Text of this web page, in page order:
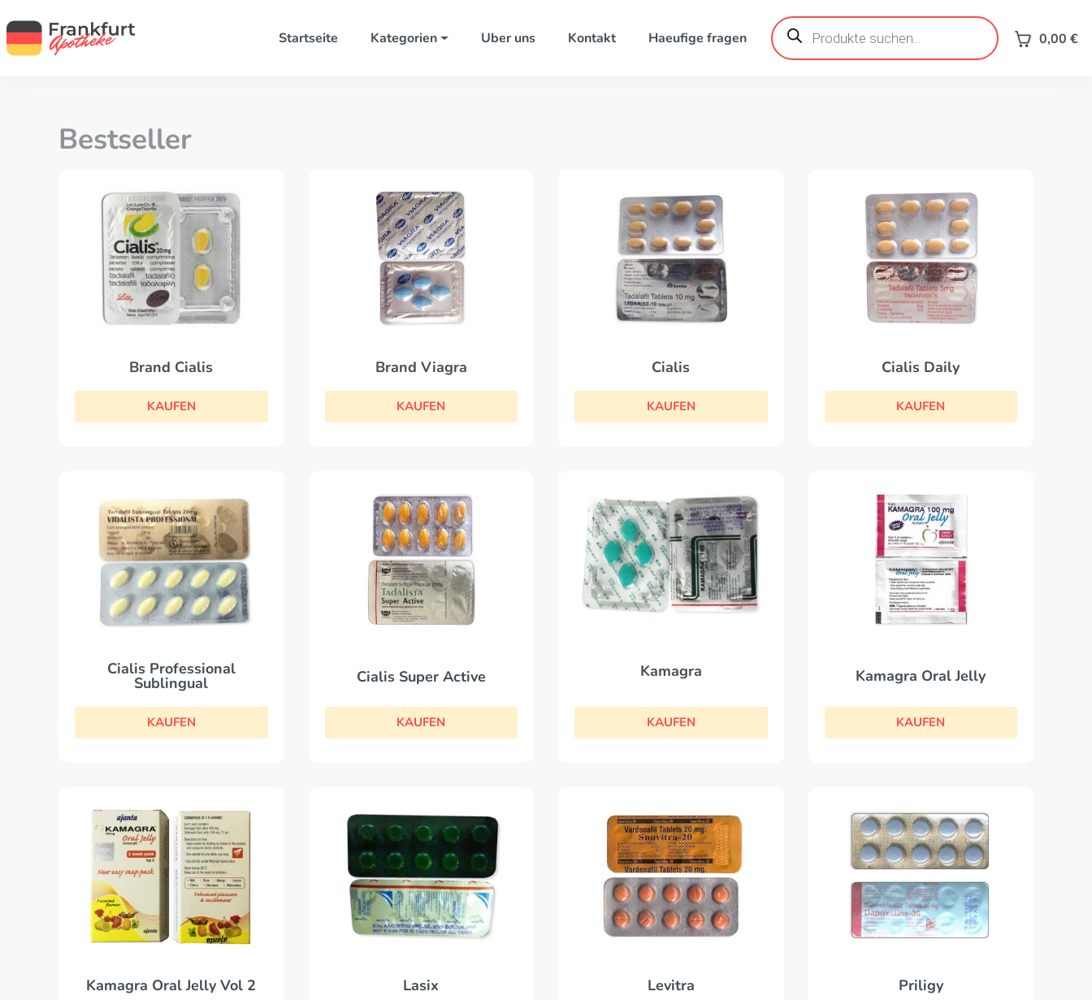
Startseite Kategorien Uber uns Kontakt Haeufige fragen
Products
search 0,00 €
Bestseller
Brand Cialis
KAUFEN
Brand Viagra
KAUFEN
Cialis
KAUFEN
Cialis Daily
KAUFEN
Cialis Professional
Sublingual
KAUFEN
Cialis Super Active
KAUFEN
Kamagra
KAUFEN
Kamagra Oral Jelly
KAUFEN
Kamagra Oral Jelly Vol 2 Lasix Levitra Priligy